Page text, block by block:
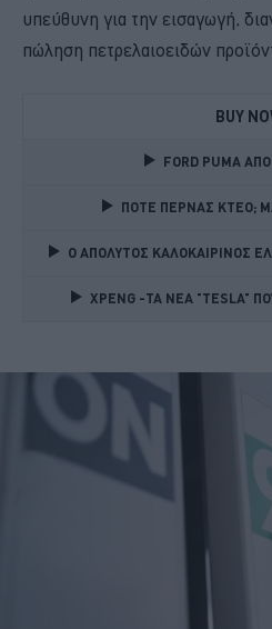
υπεύθυνη για την εισαγωγή,
πώληση πετρελαιοειδών
BUY
FORD PUMA
ΠΟΤΕ ΠΕΡΝΑΣ ΚΤΕΟ;
Ο ΑΠΟΛΥΤΟΣ ΚΑΛΟΚΑΙΡΙΝΟΣ
XPENG -ΤΑ ΝΕΑ "TESLA"